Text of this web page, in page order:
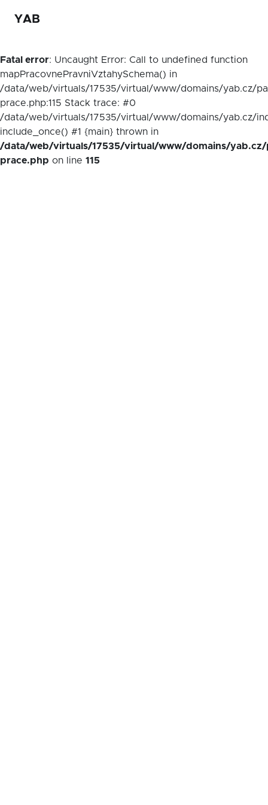
YAB
Fatal error: Uncaught Error: Call to undefined function
mapPracovnePravniVztahySchema() in
/data/web/virtuals/17535/virtual/www/domains/yab.cz/
prace.php:115 Stack trace: #0
/data/web/virtuals/17535/virtual/www/domains/yab.cz/
include_once() #1 {main} thrown in
/data/web/virtuals/17535/virtual/www/domains/yab.cz/
prace.php on line 115